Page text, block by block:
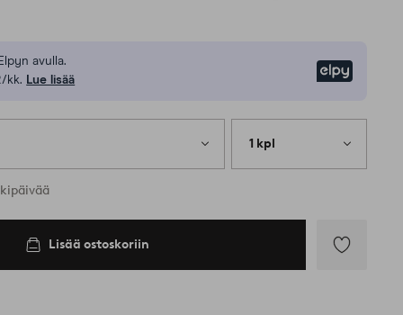
avulla.
kk. Lue lisää
1 kpl
Lisää ostoskoriin